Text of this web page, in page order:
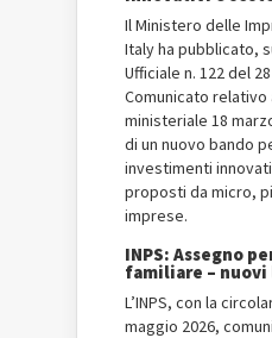
Il Ministero delle
Italy ha pubblicato,
Ufficiale n. 122 del
Comunicato
ministeriale 18
di un nuovo bando
investimenti
proposti da micro,
imprese.
INPS: Assegno
familiare –
L’INPS, con la
maggio 2026,